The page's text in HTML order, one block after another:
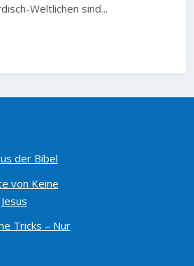
Weltlichen sind...
der Bibel
von Keine
Tricks – Nur